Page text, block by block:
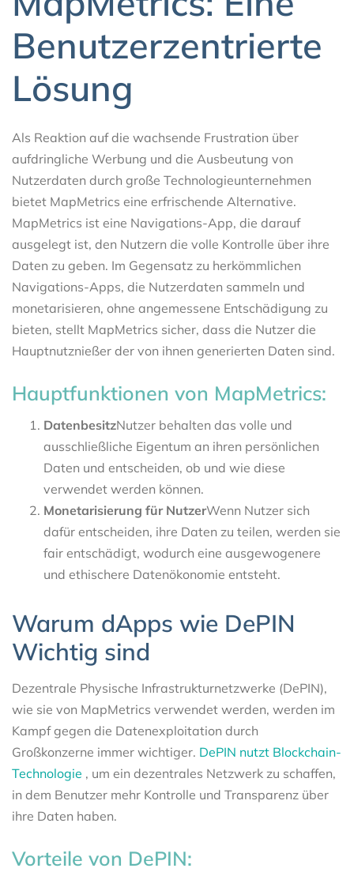
Benutzerzentrierte
Lösung
Als Reaktion auf die wachsende Frustration über
aufdringliche Werbung und die Ausbeutung von
Nutzerdaten durch große Technologieunternehmen
bietet MapMetrics eine erfrischende Alternative.
MapMetrics ist eine Navigations-App, die darauf
ausgelegt ist, den Nutzern die volle Kontrolle über ihre
Daten zu geben. Im Gegensatz zu herkömmlichen
Navigations-Apps, die Nutzerdaten sammeln und
monetarisieren, ohne angemessene Entschädigung zu
bieten, stellt MapMetrics sicher, dass die Nutzer die
Hauptnutznießer der von ihnen generierten Daten sind.
Hauptfunktionen von MapMetrics:
DatenbesitzNutzer behalten das volle und
ausschließliche Eigentum an ihren persönlichen
Daten und entscheiden, ob und wie diese
verwendet werden können.
Monetarisierung für NutzerWenn Nutzer sich
dafür entscheiden, ihre Daten zu teilen, werden sie
fair entschädigt, wodurch eine ausgewogenere
und ethischere Datenökonomie entsteht.
Warum dApps wie DePIN
Wichtig sind
Dezentrale Physische Infrastrukturnetzwerke (DePIN),
wie sie von MapMetrics verwendet werden, werden im
Kampf gegen die Datenexploitation durch
Großkonzerne immer wichtiger. DePIN nutzt Blockchain-
Technologie , um ein dezentrales Netzwerk zu schaffen,
in dem Benutzer mehr Kontrolle und Transparenz über
ihre Daten haben.
Vorteile von DePIN: